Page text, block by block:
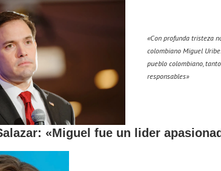
«Con profunda tristeza
colombiano Miguel
pueblo colombiano,
responsables»
«Miguel fue un lider